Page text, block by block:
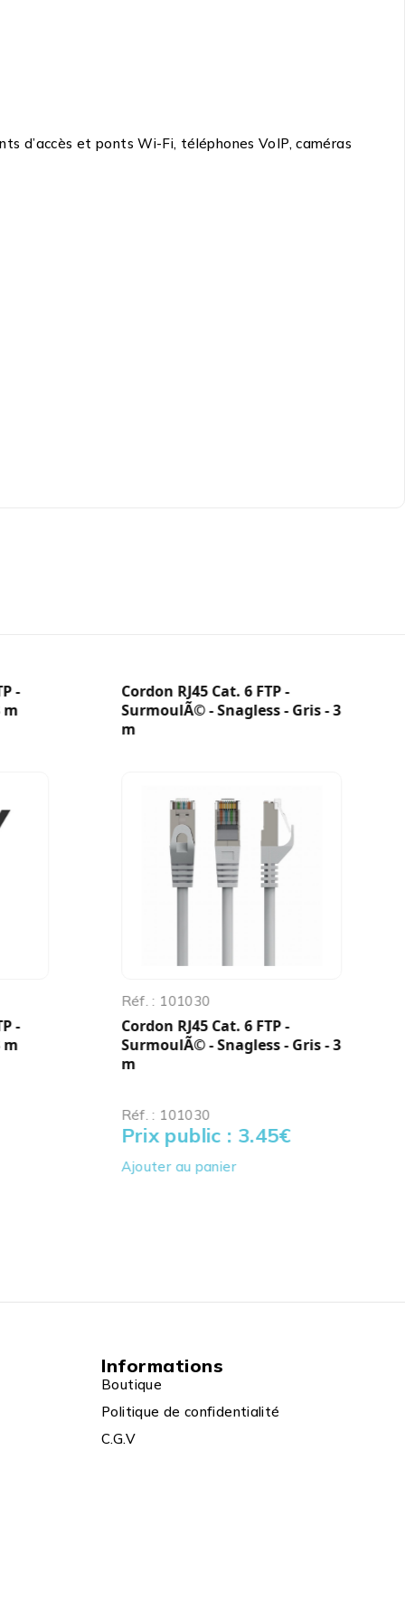
d’accès et ponts Wi-Fi, téléphones VoIP, caméras
-
m
-
m
Cordon RJ45 Cat. 6 FTP -
SurmoulÃ© - Snagless - Gris - 3
m
Réf. : 101030
Cordon RJ45 Cat. 6 FTP -
SurmoulÃ© - Snagless - Gris - 3
m
Réf. : 101030
Prix public : 3.45€
Ajouter au panier
Informations
Boutique
Politique de confidentialité
C.G.V